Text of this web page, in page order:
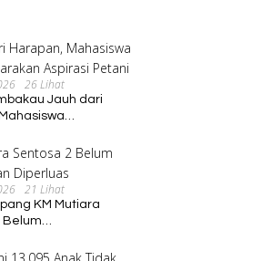
26 Lihat
Jauh dari
Petani
21 Lihat
KM Mutiara
Belum